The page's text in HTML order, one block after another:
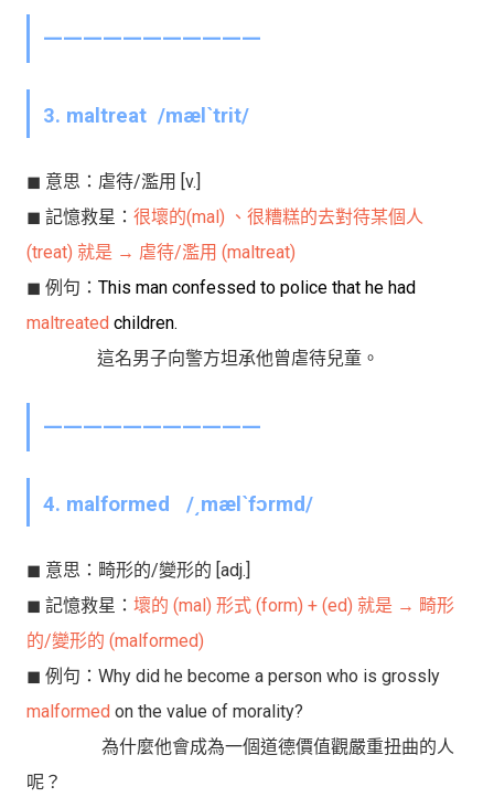
———————————
3. maltreat /mælˋtrit/
◼︎ 意思： 虐待/濫用 [v.]
◼︎ 記憶救星： 很壞的(mal) 、很糟糕的去對待某個人
(treat) 就是 → 虐待/濫用 (maltreat)
◼︎ 例句： This man confessed to police that he had
maltreated children.
這名男子向警方坦承他曾虐待兒童。
———————————
4. mal formed /͵mælˋfɔrmd/
◼︎ 意思： 畸形的/變形的 [adj.]
◼︎ 記憶救星： 壞的 (mal) 形式 (form) + (ed) 就是 → 畸形
的/變形的 (malformed)
◼︎ 例句： Why did he become a person who is grossly
malformed on the value of morality?
為什麼他會成為一個道德價值觀嚴重扭曲的人
呢？